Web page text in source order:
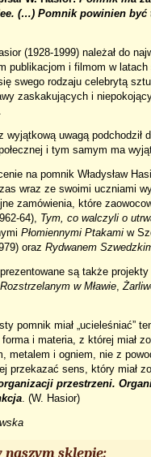
(…) Pomnik powinien być
(1928-1999) należał do
publikacjom i filmom w
swego rodzaju celebrytą
zaskakujących i
wyjątkową uwagą podchodził
i tym samym ma
na pomnik Władysław
wraz ze swoimi uczniami
zamówienia, które
64), Tym, co walczyli o
Płomiennymi Ptakami w
oraz Rydwanem
są także
Rozstrzelanym w Mławie,
pomnik miał „ucieleśniać”
forma i materia, z której miał
metalem i ogniem, nie z
przekazać sens, który miał
przestrzeni.
. (W. Hasior)
naszym sklepie: